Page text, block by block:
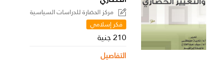
مركز الحضارة للدراسات السياسية
فكر إسلامي
210 جنية
التفاصيل